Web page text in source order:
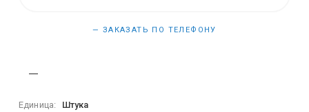
— ЗАКАЗАТЬ ПО ТЕЛЕФОНУ
Единица:
Штука